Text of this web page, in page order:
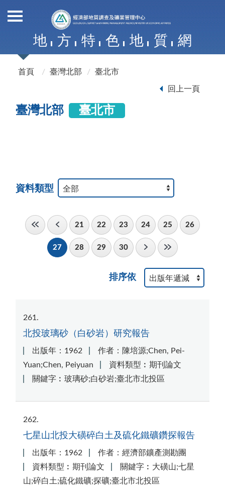
地 方 特 色 地 質 網
首頁 臺灣北部 臺北市
回上一頁
臺灣北部 臺北市
資料類型
21 22 23 24 25 26
27 28 29 30
排序依
261
北投玻璃砂（白砂岩）研究報告
出版年：1962
作者：陳培源;Chen, Pei-
Yuan;Chen, Peiyuan
資料類型︰期刊論文
關鍵字︰玻璃砂;白砂岩;臺北市北投區
262
七星山北投大磺碎白土及硫化鐵礦鑽探報告
出版年：1962
作者：經濟部鑛產測勘團
資料類型︰期刊論文
關鍵字︰大磺山;七星
山;碎白土;硫化鐵礦;探礦;臺北市北投區